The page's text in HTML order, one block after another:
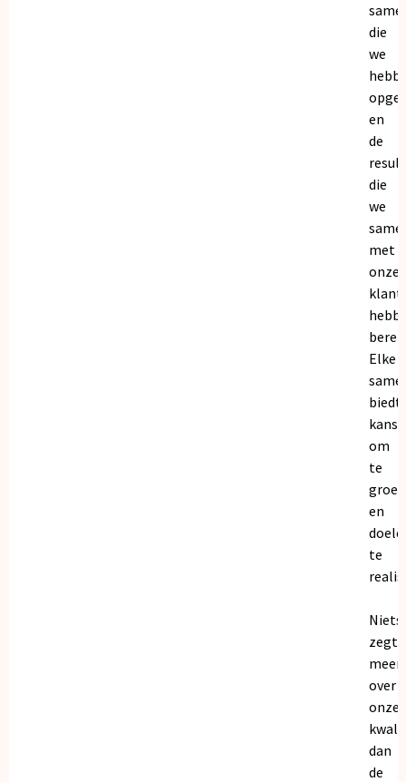
die
we
en
de
die
we
met
onze
Elke
biedt
om
te
en
te
Niets
zegt
meer
over
onze
dan
de